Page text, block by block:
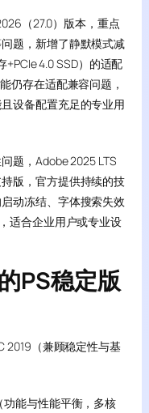
（27.0）版本，重点
题，新增了静默模式减
4.0 SSD）的适配
仍存在适配兼容问题，
设备配置充足的专业用
题，Adobe 2025 LTS
版，官方提供持续的技
动冻结、字体搜索失效
适合企业用户或专业设
PS稳定版
2019（兼顾稳定性与基
功能与性能平衡，多核